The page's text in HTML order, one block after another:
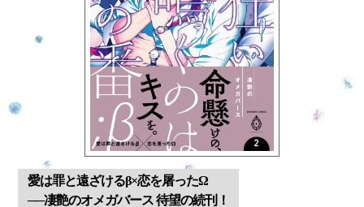
愛は罪と遠ざけるβ×恋を屠ったΩ
──凄艶のオメガバース 待望の続刊！